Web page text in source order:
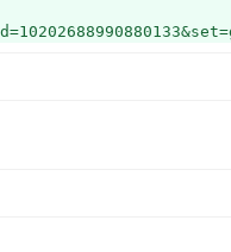
permalink/
permalink/